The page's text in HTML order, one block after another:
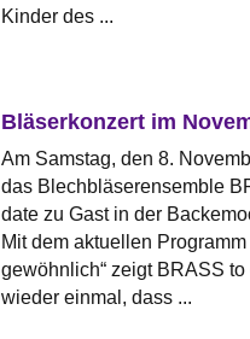
Kinder des ...
Bläserkonzert im
Am Samstag, den 8.
das Blechbläserensemble
date zu Gast in der
Mit dem aktuellen Programm
gewöhnlich“ zeigt BRASS to
wieder einmal, dass ...